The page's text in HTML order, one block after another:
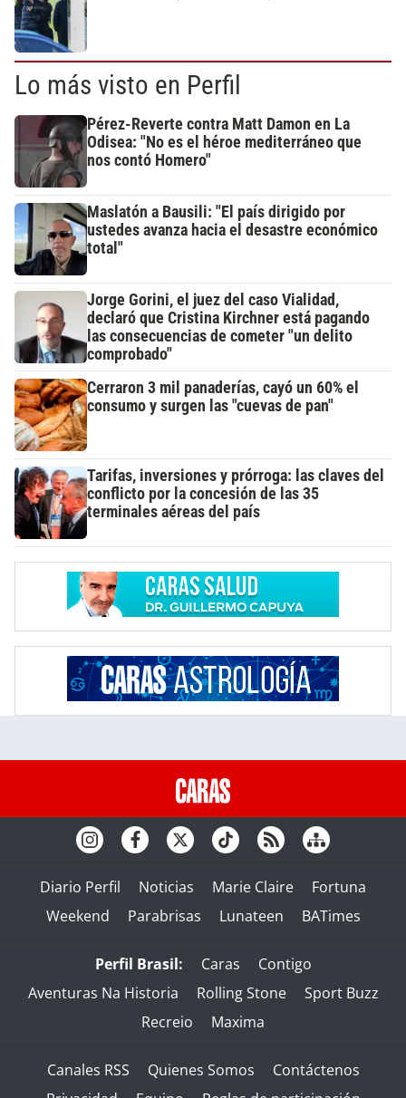
Lo más visto en Perfil
Pérez-Reverte contra Matt Damon en La
Odisea: "No es el héroe mediterráneo que
nos contó Homero"
Maslatón a Bausili: "El país dirigido por
ustedes avanza hacia el desastre económico
total"
Jorge Gorini, el juez del caso Vialidad,
declaró que Cristina Kirchner está pagando
las consecuencias de cometer "un delito
comprobado"
Cerraron 3 mil panaderías, cayó un 60% el
consumo y surgen las "cuevas de pan"
Tarifas, inversiones y prórroga: las claves del
conflicto por la concesión de las 35
terminales aéreas del país
Diario Perfil Noticias Marie Claire
Fortuna
Weekend
Parabrisas Lunateen BATimes
Perfil Brasil: Caras
Contigo
Aventuras Na Historia
Rolling Stone
Sport Buzz
Recreio
Maxima
Canales RSS Quienes Somos
Contáctenos